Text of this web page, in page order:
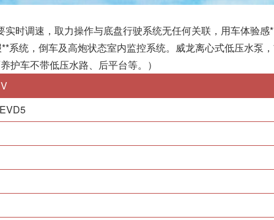
时调速，取力操作与底盘行驶系统无任何关联，用车体验感
统，倒车及高炮状态室内监控系统。威龙离心式低压水泵
护车不带低压水路、后平台等。）